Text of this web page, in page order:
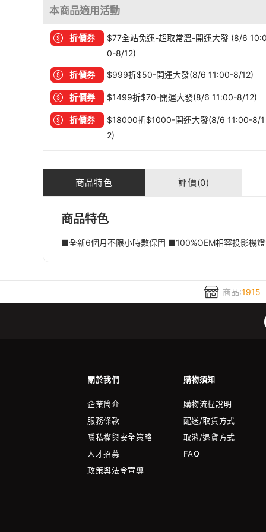
本商品適用活動
折價券
$77全站免運-超取常溫-開運大發 (8/6
0-8/12)
折價券 $999折$50-開運大發(8/6 11:00-8/12)
折價券 $1499折$70-開運大發(8/6 11:00-8/12)
折價券
$18000折$1000-開運大發(8/6 11:00-8/1
2)
商品特色 評價(0)
商品特色
■全新6個月不限小時數保固 ■100%OEM相容投影機
商品:1915
關於我們 購物須知
企業簡介
服務條款
隱私權與安全策略
人才招募
政策與法令宣導
購物流程說明
配送/取貨方式
取消/退貨方式
FAQ